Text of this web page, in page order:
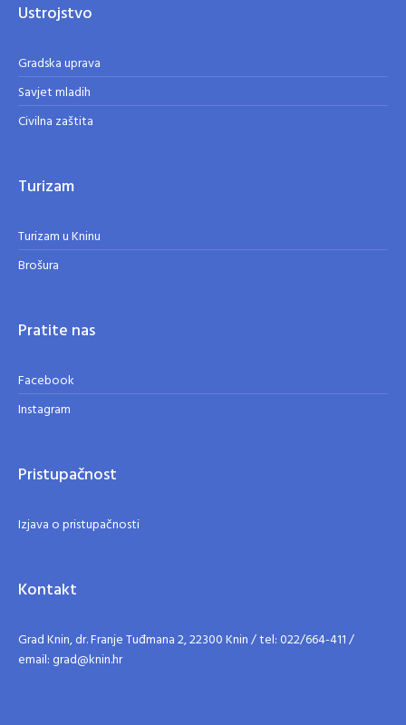
Ustrojstvo
Gradska uprava
Savjet mladih
Civilna zaštita
Turizam
Turizam u Kninu
Brošura
Pratite nas
Facebook
Instagram
Pristupačnost
Izjava o pristupačnosti
Kontakt
Grad Knin, dr. Franje Tuđmana 2, 22300 Knin / tel: 022/664-411 /
email: grad@knin.hr